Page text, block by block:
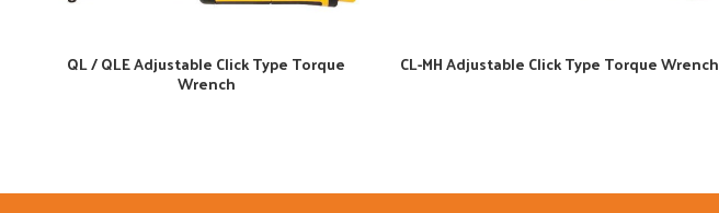
QL / QLE Adjustable Click Type Torque
Wrench
CL-MH Adjustable Click Type Torque Wrench